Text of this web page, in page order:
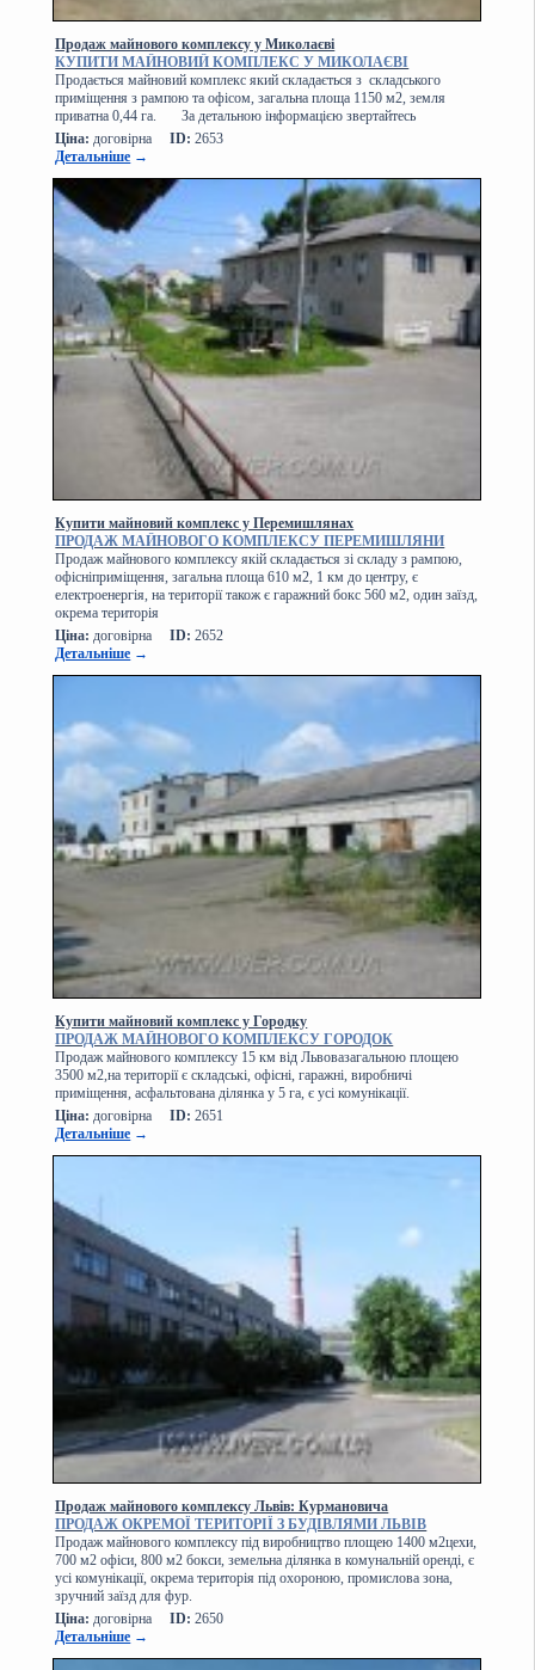
Продаж майнового комплексу у Миколаєві
КУПИТИ МАЙНОВИЙ КОМПЛЕКС У МИКОЛАЄВІ
Продається майновий комплекс який складається з складського
приміщення з рампою та офісом, загальна площа 1150 м2, земля
приватна 0,44 га. За детальною інформацією звертайтесь
Ціна: договірна ID: 2653
Детальніше →
Купити майновий комплекс у Перемишлянах
ПРОДАЖ МАЙНОВОГО КОМПЛЕКСУ ПЕРЕМИШЛЯНИ
Продаж майнового комплексу якій складається зі складу з рампою,
офісніприміщення, загальна площа 610 м2, 1 км до центру, є
електроенергія, на території також є гаражний бокс 560 м2, один заїзд,
окрема територія
Ціна: договірна ID: 2652
Детальніше →
Купити майновий комплекс у Городку
ПРОДАЖ МАЙНОВОГО КОМПЛЕКСУ ГОРОДОК
Продаж майнового комплексу 15 км від Львовазагальною площею
3500 м2,на території є складські, офісні, гаражні, виробничі
приміщення, асфальтована ділянка у 5 га, є усі комунікації.
Ціна: договірна ID: 2651
Детальніше →
Продаж майнового комплексу Львів: Курмановича
ПРОДАЖ ОКРЕМОЇ ТЕРИТОРІЇ З БУДІВЛЯМИ ЛЬВІВ
Продаж майнового комплексу під виробництво площею 1400 м2цехи,
700 м2 офіси, 800 м2 бокси, земельна ділянка в комунальній оренді, є
усі комунікації, окрема територія під охороною, промислова зона,
зручний заїзд для фур.
Ціна: договірна ID: 2650
Детальніше →